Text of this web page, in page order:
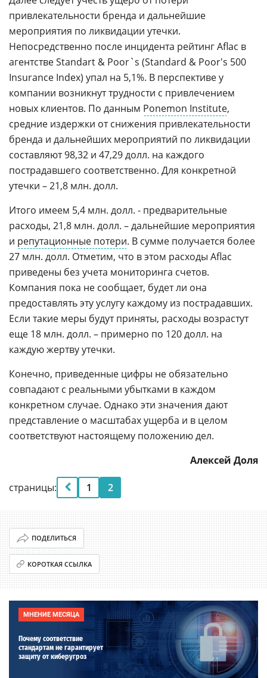
привлекательности бренда и дальнейшие
мероприятия по ликвидации утечки.
Непосредственно после инцидента рейтинг Aflac в
агентстве Standart & Poor`s (Standard & Poor's 500
Insurance Index) упал на 5,1%. В перспективе у
компании возникнут трудности с привлечением
новых клиентов. По данным Ponemon Institute,
средние издержки от снижения привлекательности
бренда и дальнейших мероприятий по ликвидации
составляют 98,32 и 47,29 долл. на каждого
пострадавшего соответственно. Для конкретной
утечки – 21,8 млн. долл.
Итого имеем 5,4 млн. долл. - предварительные
расходы, 21,8 млн. долл. – дальнейшие мероприятия
и репутационные потери. В сумме получается более
27 млн. долл. Отметим, что в этом расходы Aflac
приведены без учета мониторинга счетов.
Компания пока не сообщает, будет ли она
предоставлять эту услугу каждому из пострадавших.
Если такие меры будут приняты, расходы возрастут
еще 18 млн. долл. – примерно по 120 долл. на
каждую жертву утечки.
Конечно, приведенные цифры не обязательно
совпадают с реальными убытками в каждом
конкретном случае. Однако эти значения дают
представление о масштабах ущерба и в целом
соответствуют настоящему положению дел.
Алексей Доля
страницы: 1 2
ПОДЕЛИТЬСЯ
КОРОТКАЯ ССЫЛКА
МНЕНИЕ МЕСЯЦА
Почему соответствие
стандартам не гарантирует
защиту от киберугроз